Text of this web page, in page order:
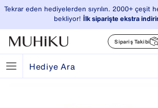
Tekrar eden hediyelerden sıyrılın. 2000+ çeşit
bekliyor! İlk siparişte ekstra
Sipariş Takibi